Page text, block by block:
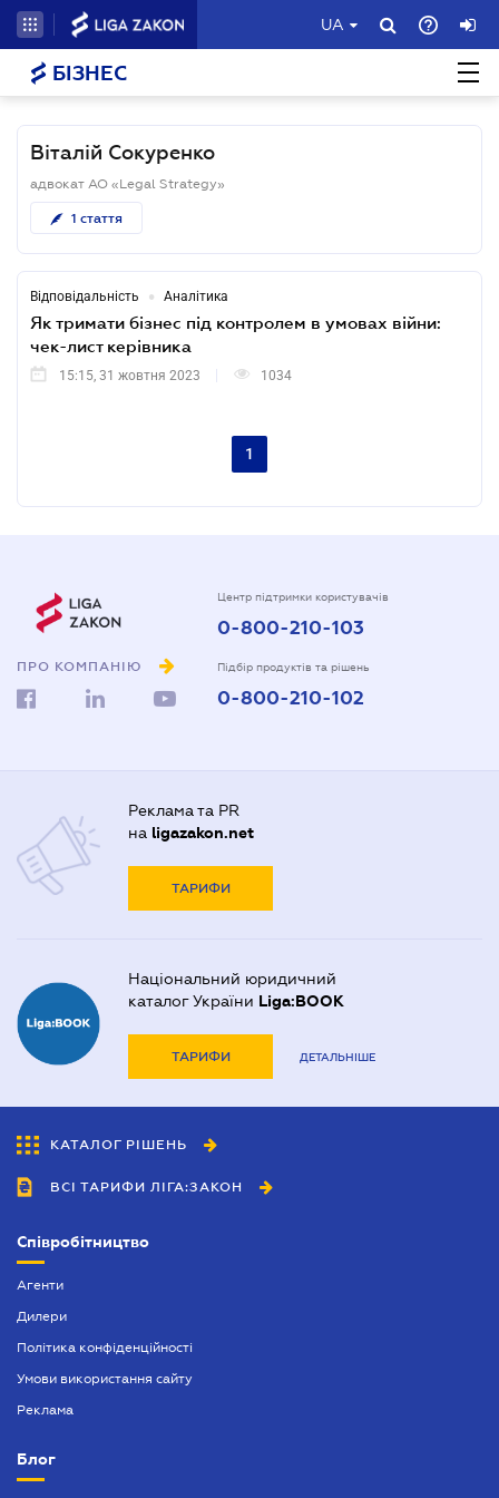
UA
БІЗНЕС
Віталій Сокуренко
адвокат АО «Legal Strategy»
1 стаття
Відповідальність • Аналітика
Як тримати бізнес під контролем в умовах війни:
чек-лист керівника
15:15, 31 жовтня 2023 1034
1
ПРО КОМПАНІЮ
Центр підтримки користувачів
0-800-210-103
Підбір продуктів та рішень
0-800-210-102
Реклама та PR
на ligazakon.net
ТАРИФИ
Національний юридичний
каталог України Liga:BOOK
ТАРИФИ ДЕТАЛЬНІШЕ
КАТАЛОГ РІШЕНЬ
ВСІ ТАРИФИ ЛІГА:ЗАКОН
Співробітництво
Агенти
Дилери
Політика конфіденційності
Умови використання сайту
Реклама
Блог